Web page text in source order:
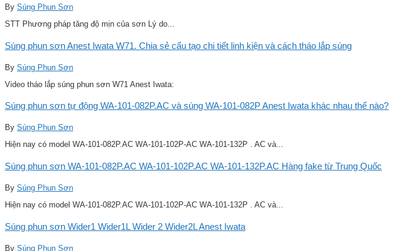
By Súng Phun Sơn
STT Phương pháp tăng độ mịn của sơn Lý do...
Súng phun sơn Anest Iwata W71. Chia sẻ cấu tạo chi tiết linh kiện và cách tháo lắp súng
By Súng Phun Sơn
Video tháo lắp súng phun sơn W71 Anest Iwata:
Súng phun sơn tự động WA-101-082P.AC và súng WA-101-082P Anest Iwata khác nhau thế nào?
By Súng Phun Sơn
Hiện nay có model WA-101-082P.AC WA-101-102P-AC WA-101-132P . AC và...
Súng phun sơn WA-101-082P.AC WA-101-102P.AC WA-101-132P.AC Hàng fake từ Trung Quốc
By Súng Phun Sơn
Hiện nay có model WA-101-082P.AC WA-101-102P-AC WA-101-132P . AC và...
Súng phun sơn Wider1 Wider1L Wider 2 Wider2L Anest Iwata
By Súng Phun Sơn